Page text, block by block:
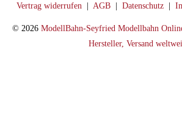
Vertrag widerrufen
AGB |Datenschutz |
© 2026 ModellBahn-Seyfried Modellbahn
Hersteller, Versand